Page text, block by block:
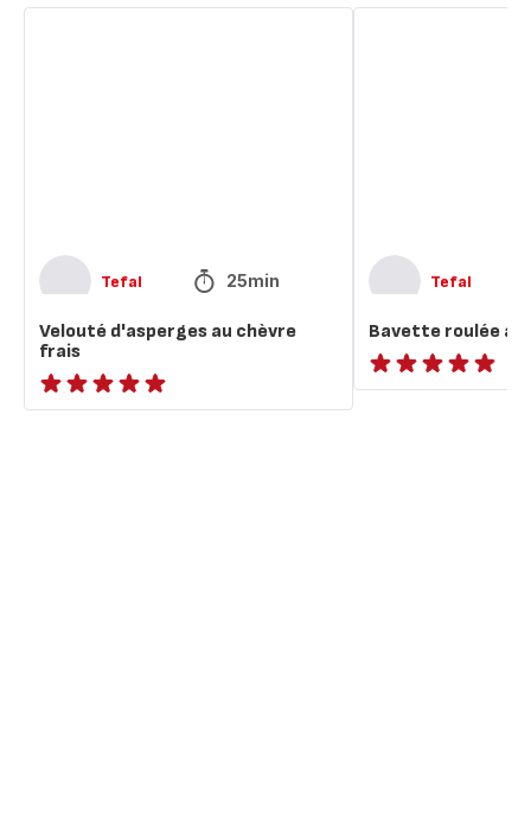
Tefal 25min
Velouté d'asperges au chèvre
frais
ratings.NaN
Tefal
Bavette roulée
ratings.NaN